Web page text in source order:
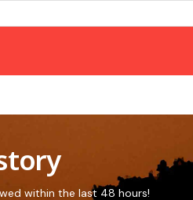
within the last 48 hours!